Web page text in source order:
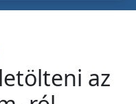
az